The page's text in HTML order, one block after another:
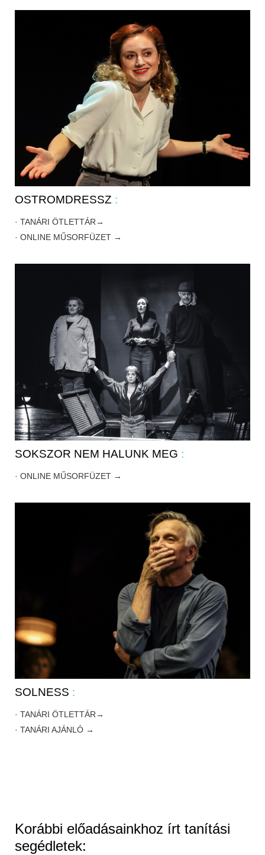
OSTROMDRESSZ :
· TANÁRI ÖTLETTÁR→
· ONLINE MŰSORFÜZET →
SOKSZOR NEM HALUNK MEG :
· ONLINE MŰSORFÜZET →
SOLNESS :
· TANÁRI ÖTLETTÁR→
· TANÁRI AJÁNLÓ →
Korábbi előadásainkhoz írt tanítási
segédletek: